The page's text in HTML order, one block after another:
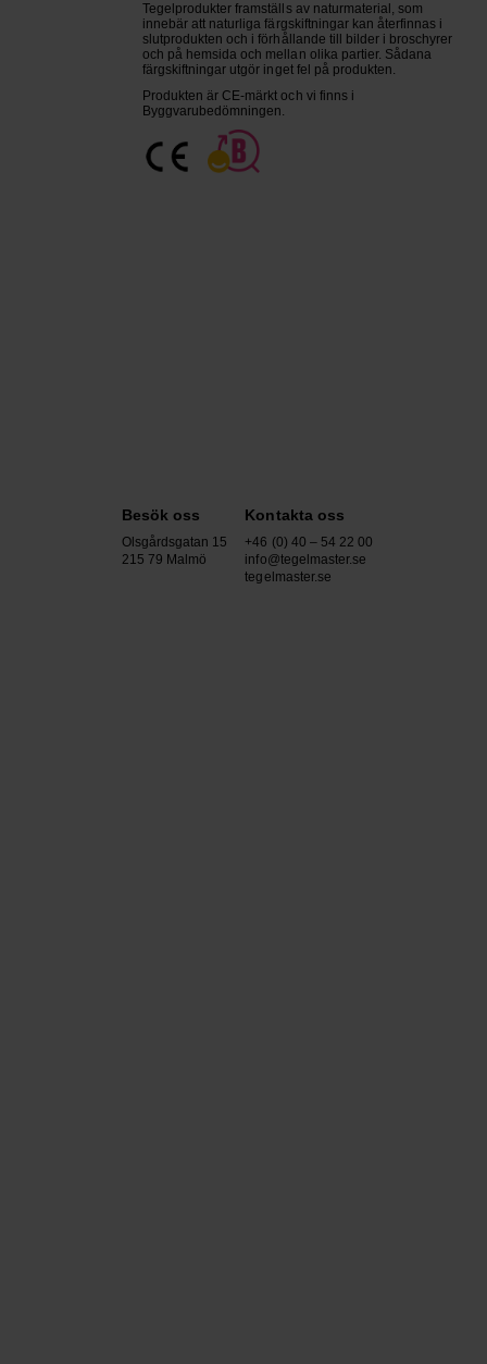
Tegelprodukter framställs av naturmaterial, som
innebär att naturliga färgskiftningar kan återfinnas i
slutprodukten och i förhållande till bilder i broschyrer
och på hemsida och mellan olika partier. Sådana
färgskiftningar utgör inget fel på produkten.
Produkten är CE-märkt och vi finns i
Byggvarubedömningen.
Besök oss
Olsgårdsgatan 15
215 79 Malmö
Kontakta oss
+46 (0) 40 – 54 22 00
info@tegelmaster.se
tegelmaster.se